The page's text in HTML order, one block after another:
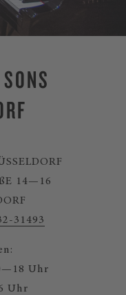
14—16
31493
Uhr
Uhr